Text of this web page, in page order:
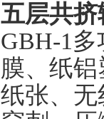
五层共
GBH-1
膜、纸
纸张、